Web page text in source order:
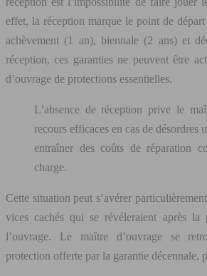
effet, la réception marque le point de
achèvement (1 an), biennale (2 ans) et
réception, ces garanties ne peuvent être
d’ouvrage de protections essentielles.
L’absence de réception prive le
recours efficaces en cas de désordres
entraîner des coûts de réparation
charge.
Cette situation peut s’avérer
vices cachés qui se révéleraient après la
l’ouvrage. Le maître d’ouvrage se
protection offerte par la garantie décennale,